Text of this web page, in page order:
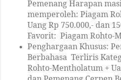
Pemenang Harapan
memperoleh: Piagam
Uang Rp 750.000,- dan
Favorit: Piagam Rohto-
Penghargaan Khusus:
Berbahasa Terliris
Rohto-Mentholatum +